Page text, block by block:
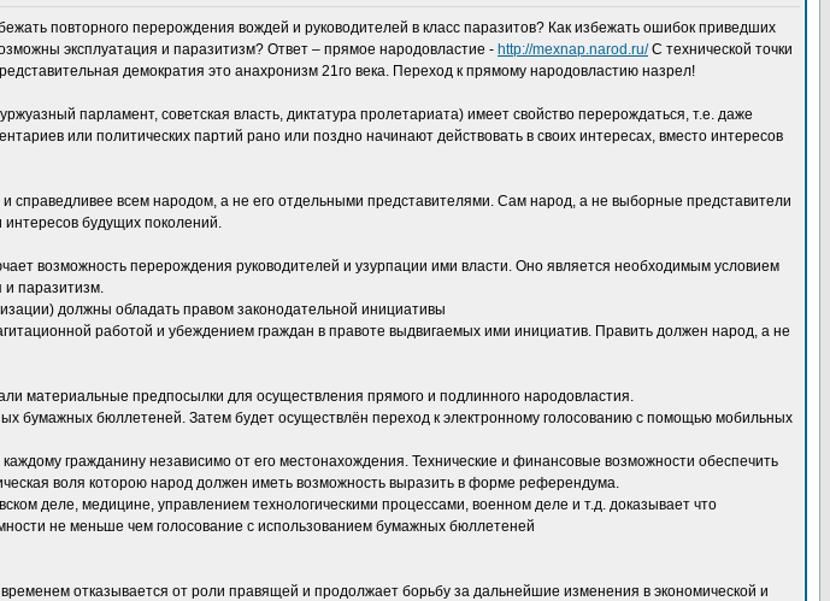
повторного перерождения вождей и руководителей в класс паразитов? Как избежать ошибок приведших
эксплуатация и паразитизм? Ответ – прямое народовластие - http://mexnap.narod.ru/С технической точки
демократия это анахронизм 21го века. Переход к прямому народовластию назрел!
парламент, советская власть, диктатура пролетариата) имеет свойство перерождаться, т.е. даже
или политических партий рано или поздно начинают действовать в своих интересах, вместо интересов
всем народом, а не его отдельными представителями. Сам народ, а не выборные представители
будущих поколений.
возможность перерождения руководителей и узурпации ими власти. Оно является необходимым условием
и паразитизм.
должны обладать правом законодательной инициативы
работой и убеждением граждан в правоте выдвигаемых ими инициатив. Править должен народ, а не
материальные предпосылки для осуществления прямого и подлинного народовластия.
бумажных бюллетеней. Затем будет осуществлён переход к электронному голосованию с помощью мобильных
гражданину независимо от его местонахождения. Технические и финансовые возможности обеспечить
воля которою народ должен иметь возможность выразить в форме референдума.
деле, медицине, управлением технологическими процессами, военном деле и т.д. доказывает что
не меньше чем голосование с использованием бумажных бюллетеней
отказывается от роли правящей и продолжает борьбу за дальнейшие изменения в экономической и